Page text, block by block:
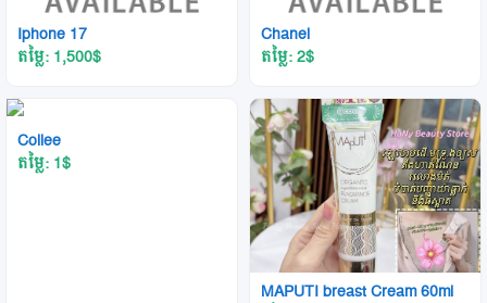
Iphone 17
តម្លៃ: 1,500$
Chanel
តម្លៃ: 2$
Collee
តម្លៃ: 1$
MAPUTI breast Cream 60ml